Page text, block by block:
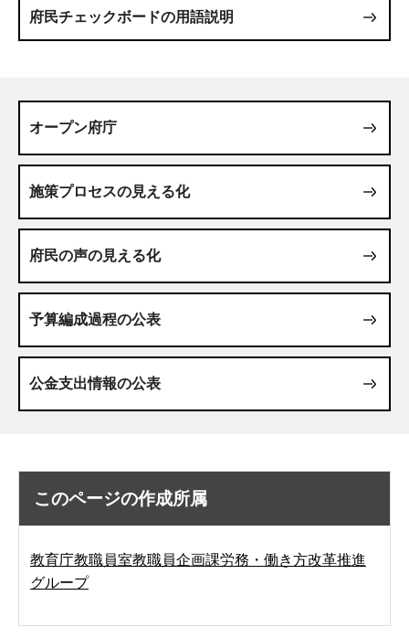
府民チェックボードの用語説明
オープン府庁
施策プロセスの見える化
府民の声の見える化
予算編成過程の公表
公金支出情報の公表
このページの作成所属
教育庁教職員室教職員企画課労務・働き方改革推進
グループ